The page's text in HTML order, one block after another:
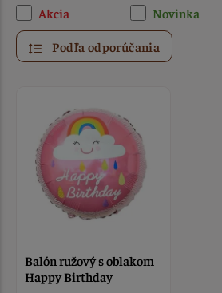
Akcia Novinka
Podľa odporúčania
Balón ružový s oblakom
Happy Birthday